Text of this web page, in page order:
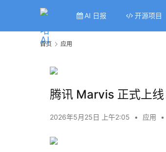
AI 日报 开源项目
首页 应用
腾讯 Marvis 正式上
2026年5月25日 上午2:05 • 应用 •